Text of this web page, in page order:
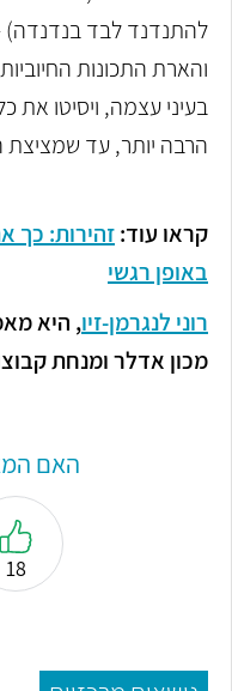
להתנדנד לבד בנדנדה) -
והארת התכונות
בעיני עצמה, ויסיטו
הרבה יותר, עד
קראו עוד:זהירות: כך
באופן רגשי
רוני לנגרמן-זיו, היא
מכון אדלר ומנחת
האם
18